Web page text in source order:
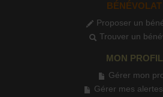
BÉNÉVOLAT
Proposer un
Trouver un
MON PROFIL
Gérer mon
Gérer mes